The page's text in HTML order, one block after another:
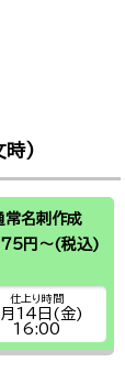
時)
常名刺作成
円～(税込)
仕上り時間
14日(金)
16:00